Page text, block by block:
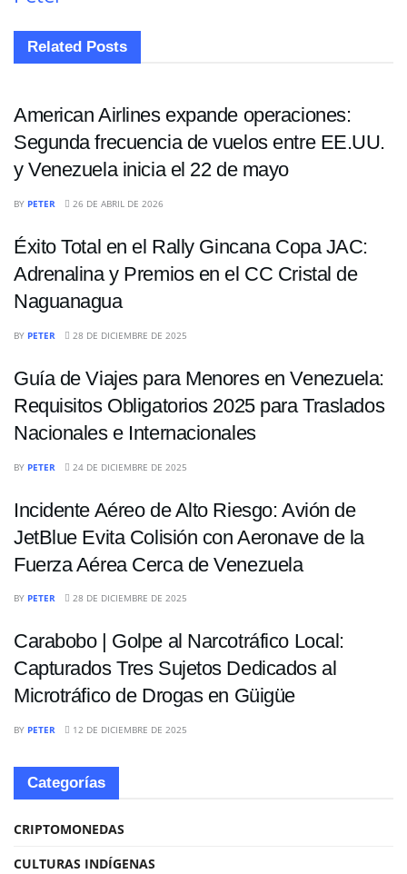
Related Posts
NACIONALES
American Airlines expande operaciones:
Segunda frecuencia de vuelos entre EE.UU.
y Venezuela inicia el 22 de mayo
BY PETER 26 DE ABRIL DE 2026
Éxito Total en el Rally Gincana Copa JAC:
Adrenalina y Premios en el CC Cristal de
Naguanagua
BY PETER 28 DE DICIEMBRE DE 2025
Guía de Viajes para Menores en Venezuela:
Requisitos Obligatorios 2025 para Traslados
Nacionales e Internacionales
BY PETER 24 DE DICIEMBRE DE 2025
Incidente Aéreo de Alto Riesgo: Avión de
JetBlue Evita Colisión con Aeronave de la
Fuerza Aérea Cerca de Venezuela
BY PETER 28 DE DICIEMBRE DE 2025
Carabobo | Golpe al Narcotráfico Local:
Capturados Tres Sujetos Dedicados al
Microtráfico de Drogas en Güigüe
BY PETER 12 DE DICIEMBRE DE 2025
Categorías
CRIPTOMONEDAS
CULTURAS INDÍGENAS